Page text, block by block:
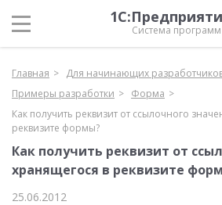
Система программ
Главная
Для начинающих
Примеры разработки
Форма
Как получить реквизит от ссылочного
реквизите формы?
Как получить реквизит от
хранящегося в реквизите
25.06.2012